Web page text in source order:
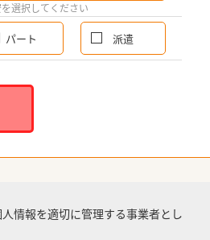
選択してください
パート 派遣
人情報を適切に管理する事業者とし